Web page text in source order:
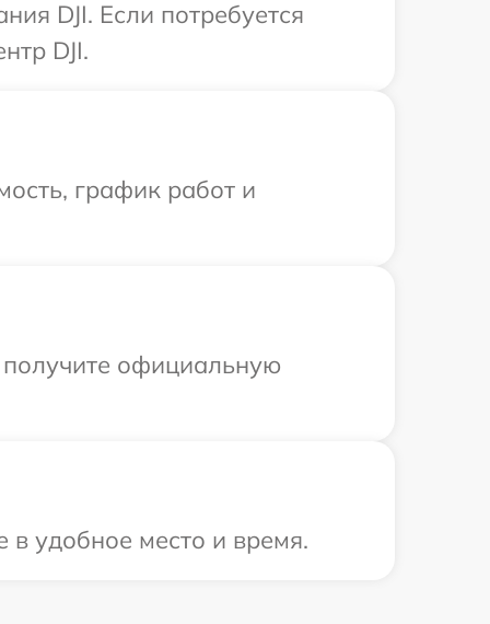
DJI. Если потребуется
DJI.
график работ и
официальную
удобное место и время.